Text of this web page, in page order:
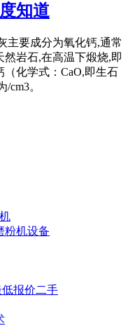
知道
主要成分为氧化钙,通常
岩石,在高温下煅烧,即
化学式：CaO,即生石
cm3。
粉机设备
报价二手